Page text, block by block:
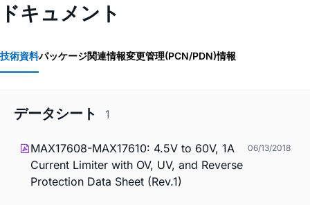
ドキュメント
技術資料パッケージ関連情報変更管理(PCN/PDN)情報
データシート 1
MAX17608-MAX17610: 4.5V to 60V, 1A
Current Limiter with OV, UV, and Reverse
Protection Data Sheet (Rev.1)
06/13/2018